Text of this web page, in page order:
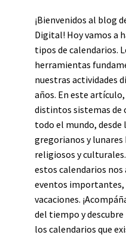
¡Bienvenidos al blog
Digital! Hoy vamos a
tipos de calendarios.
herramientas
nuestras actividades
años. En este
distintos sistemas de
todo el mundo, desde
gregorianos y
religiosos y
estos calendarios
eventos importantes,
vacaciones.
del tiempo y
los calendarios que